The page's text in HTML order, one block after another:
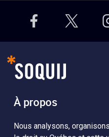
À propos
Nous analysons,